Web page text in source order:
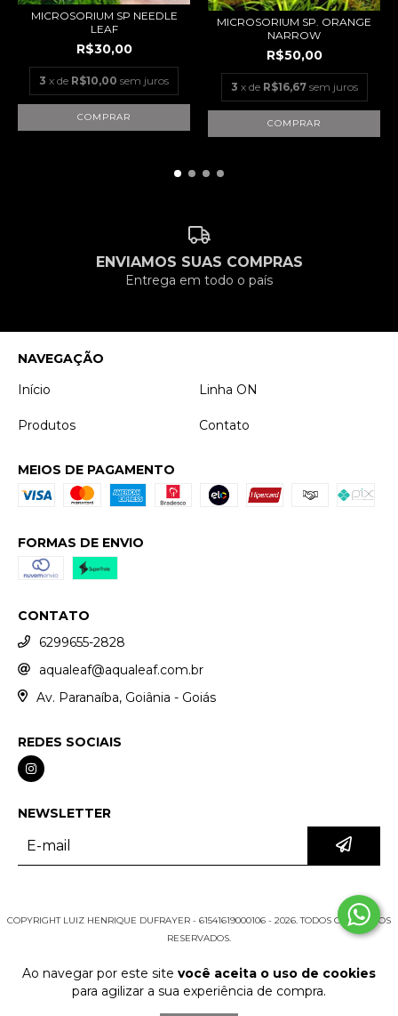
Ao navegar por este site você aceita o uso de cookies
para agilizar a sua experiência de compra.
MICROSORIUM SP NEEDLE
LEAF
R$30,00
3 x de R$10,00 sem juros
MICROSORIUM SP. ORANGE
NARROW
R$50,00
3 x de R$16,67 sem juros
ENVIAMOS SUAS COMPRAS
Entrega em todo o país
NAVEGAÇÃO
Início
Linha ON
Produtos Contato
MEIOS DE PAGAMENTO
FORMAS DE ENVIO
CONTATO
6299655-2828
aqualeaf@aqualeaf.com.br
Av. Paranaíba, Goiânia - Goiás
REDES SOCIAIS
NEWSLETTER
COPYRIGHT LUIZ HENRIQUE DUFRAYER - 61541619000106 - 2026. TODOS OS DIREITOS
RESERVADOS.